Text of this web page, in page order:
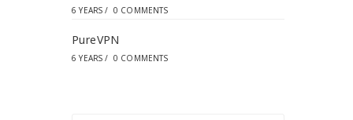
6 YEARS / 0 COMMENTS
PureVPN
6 YEARS / 0 COMMENTS